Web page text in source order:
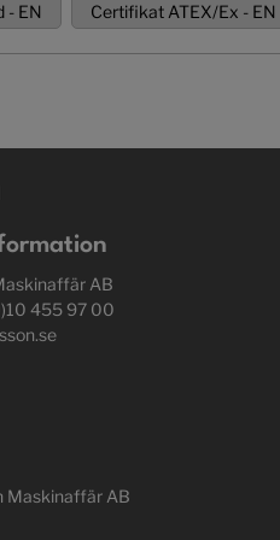
- EN Certifikat ATEX/Ex - EN
AB
455 97 00
Maskinaffär AB